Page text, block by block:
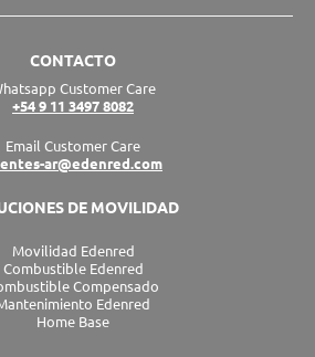
r
a
m
b
o
o
k
t
e
r
CONTACTO
Customer Care
+54 9 11 3497 8082
Email Customer Care
ar@edenred.com
DE MOVILIDAD
Movilidad Edenred
Combustible Edenred
Compensado
Edenred
Home Base